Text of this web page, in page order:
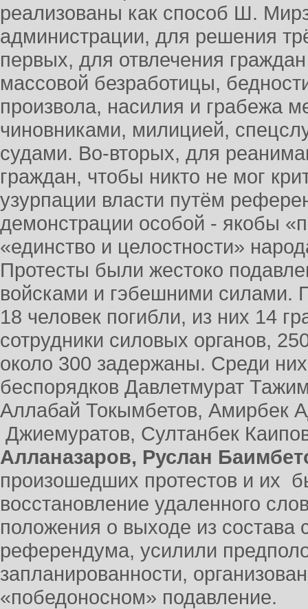
реализованы как способ Ш.
администрации, для решения
первых, для отвлечения
массовой безработицы,
произвола, насилия и грабежа
чиновниками, милицией,
судами. Во-вторых, для
граждан, чтобы никто не мог
узурпации власти путём
демонстрации особой - якобы
«единство и целостности»
Протесты были жестоко
войсками и гэбешними
18 человек погибли, из них 14
сотрудники силовых органов,
около 300 задержаны. Среди
беспорядков Давлетмурат
Аллабай Токымбетов, Амирбек
Джиемуратов, Султанбек
Алланазаров, Руслан
произошедших протестов и их
восстановление удаленного
положения о выходе из состава
референдума, усилили
запланированности,
«победоносном» подавление.